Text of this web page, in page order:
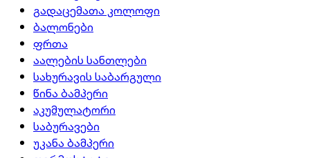
გადაცემათა კოლოფი
ბალონები
ფრთა
აალების სანთლები
სახურავის საბარგული
წინა ბამპერი
აკუმულატორი
საბურავები
უკანა ბამპერი